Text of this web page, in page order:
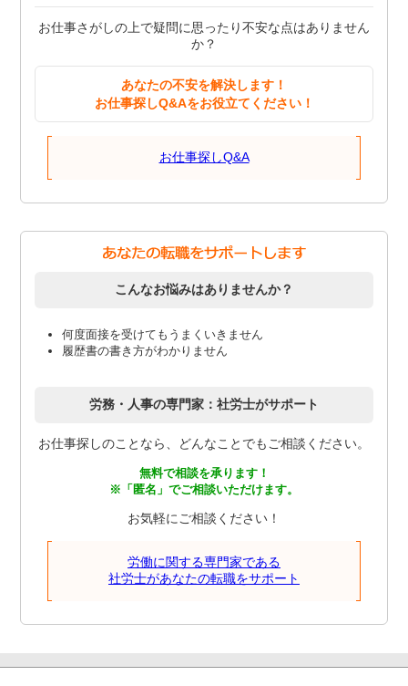
お仕事さがしの上で疑問に思ったり不安な点はありません
か？
あなたの不安を解決します！
お仕事探しQ&Aをお役立てください！
お仕事探しQ&A
こんなお悩みはありませんか？
何度面接を受けてもうまくいきません
履歴書の書き方がわかりません
労務・人事の専門家：社労士がサポート
お仕事探しのことなら、どんなことでもご相談ください。
無料で相談を承ります！
※「匿名」でご相談いただけます。
お気軽にご相談ください！
労働に関する専門家である
社労士があなたの転職をサポート